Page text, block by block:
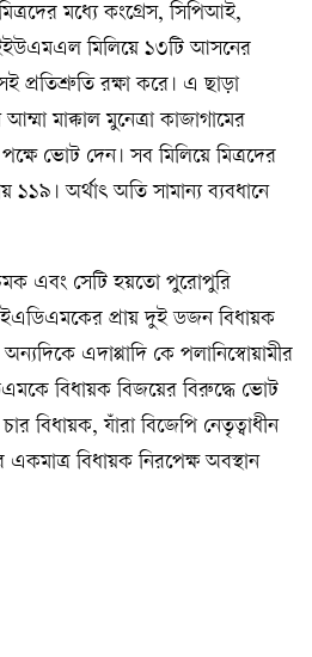
মধ্যে কংগ্রেস, সিপিআই,
মিলিয়ে ১৩টি আসনের
প্রতিশ্রুতি রক্ষা করে। এ ছাড়া
মাক্কাল মুনেত্রা কাজাগামের
ভোট দেন। সব মিলিয়ে মিত্রদের
১১৯। অর্থাৎ অতি সামান্য ব্যবধানে
এবং সেটি হয়তো পুরোপুরি
প্রায় দুই ডজন বিধায়ক
এদাপ্পাদি কে পলানিস্বোয়ামীর
বিধায়ক বিজয়ের বিরুদ্ধে ভোট
চার বিধায়ক, যাঁরা বিজেপি নেতৃত্বাধীন
বিধায়ক নিরপেক্ষ অবস্থান